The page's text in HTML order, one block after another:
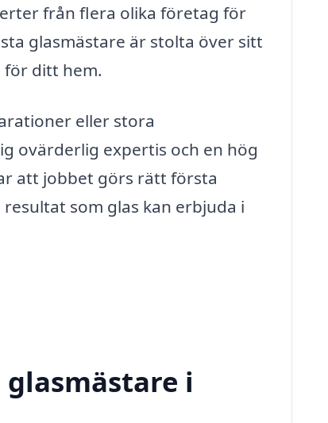
från flera olika företag för
glasmästare är stolta över sitt
för ditt hem.
eller stora
ovärderlig expertis och en hög
att jobbet görs rätt första
som glas kan erbjuda i
i